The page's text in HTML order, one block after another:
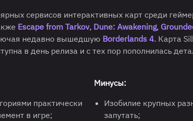
сервисов интерактивных карт среди
Escape from Tarkov, Dune: Awakening,
недавно вышедшую Borderlands 4. Карта
в день релиза и с тех пор пополнилась
практически
в игре;
Минусы:
Изобилие крупных
запутать;